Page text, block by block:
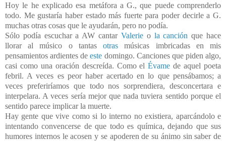
Hoy le he explicado esa metáfora a G., que puede comprenderlo
todo. Me gustaría haber estado más fuerte para poder decirle a G.
muchas otras cosas que le ayudarán, pero no podía.
Sólo podía escuchar a AW cantarValerieo la canción que hace
llorar al músico o tantasotras músicas imbricadas en mis
pensamientos ardientes de este domingo. Canciones que piden algo,
casi como una oración descreída. Como elÉvame de aquel poeta
febril. A veces es peor haber acertado en lo que pensábamos; a
veces preferiríamos que todo nos sorprendiera, desconcertara e
interpelara. A veces sería mejor que nada tuviera sentido porque el
sentido parece implicar la muerte.
Hay gente que vive como si lo interno no existiera, aparcándolo e
intentando convencerse de que todo es química, dejando que sus
humores internos le acosen y se apoderen de su ánimo sin saber de